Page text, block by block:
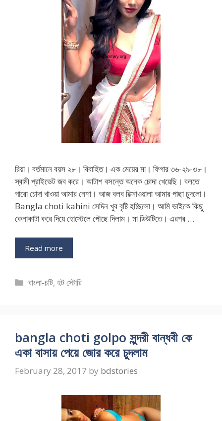
রিয়া। বর্তমানে বয়স ২৮। বিবাহিত। এক মেয়ের মা। ফিগার ৩৬-২৯-৩৮।
স্বামী প্রাইভেট জব করে। আটাশ বসন্তে অনেক চোদা খেয়েছি। বলতে
পারো চোদা খাওয়া আমার নেশা। আজ বলব রিক্সাওয়ালা আমার পাছা চুদলো।
Bangla choti kahini সেদিন খুব বৃষ্টি হচ্ছিলো। আমি ভাইকে কিছু
কেনাকাটা করে দিয়ে হোস্টেলে পৌছে দিলাম। মা ডিউটিতে। এরপর …
Read more
Categories
বাংলা-চটি,হট স্টোরি
bangla choti golpo সুন্দরী বান্ধবী কে
একা বাসায় পেয়ে জোর করে চুদলাম
February 28, 2017 by bdstories